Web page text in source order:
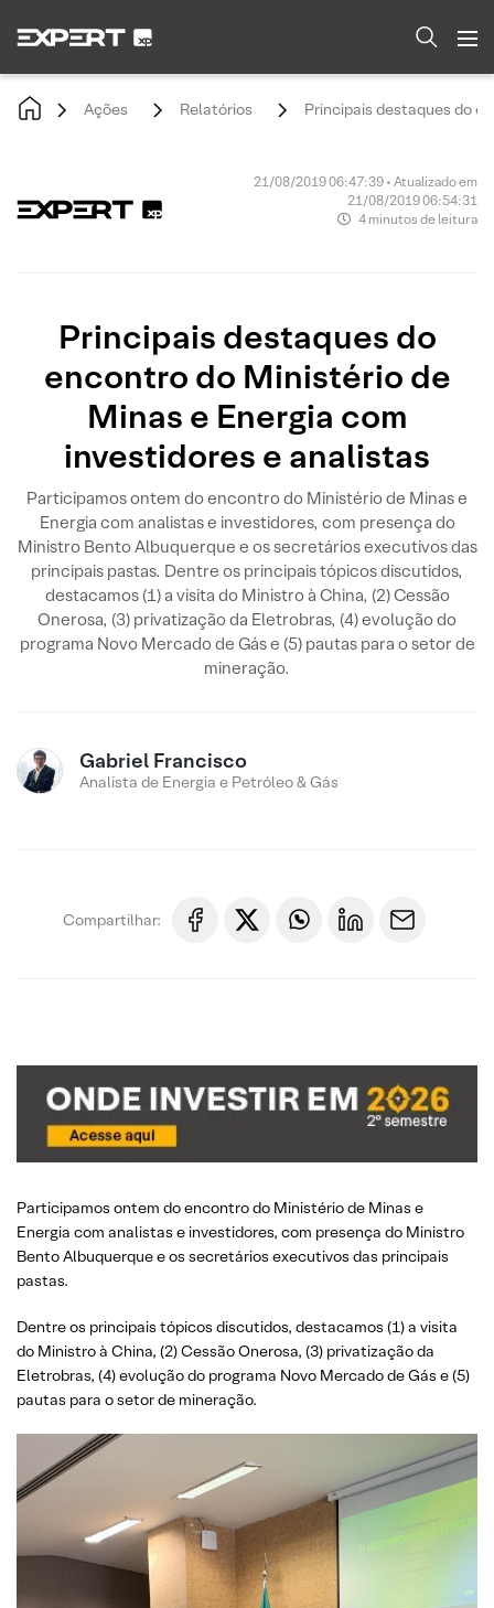
Ações Relatórios Principais destaques do
21/08/2019 06:47:39 • Atualizado em
21/08/2019 06:54:31
4 minutos de leitura
Principais destaques do
encontro do Ministério de
Minas e Energia com
investidores e analistas
Participamos ontem do encontro do Ministério de Minas e
Energia com analistas e investidores, com presença do
Ministro Bento Albuquerque e os secretários executivos das
principais pastas. Dentre os principais tópicos discutidos,
destacamos (1) a visita do Ministro à China, (2) Cessão
Onerosa, (3) privatização da Eletrobras, (4) evolução do
programa Novo Mercado de Gás e (5) pautas para o setor de
mineração.
Gabriel Francisco
Analista de Energia e Petróleo & Gás
Compartilhar:
Participamos ontem do encontro do Ministério de Minas e
Energia com analistas e investidores, com presença do Ministro
Bento Albuquerque e os secretários executivos das principais
pastas.
Dentre os principais tópicos discutidos, destacamos (1) a visita
do Ministro à China, (2) Cessão Onerosa, (3) privatização da
Eletrobras, (4) evolução do programa Novo Mercado de Gás e (5)
pautas para o setor de mineração.